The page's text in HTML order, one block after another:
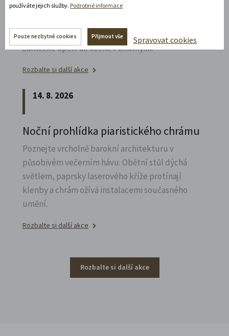
Zábavné představení plné hereckých hvězd na
zámecké open-air scéně v Litomyšli.
Rozbalte si další akce
14. 8. 2026
Noční prohlídka piaristického chrámu
Poznejte vrcholně barokní architekturu v
působivém večerním hávu. Obětní stůl dýchá
světlem, paprsky laserového kříže protínají
klenby a chrám ožívá instalacemi současného
umění.
Rozbalte si další akce
Rozbalte si další akce
používáte jejich služby. Podrobné informace
Pouze nezbytné cookies Přijmout vše Spravovat cookies